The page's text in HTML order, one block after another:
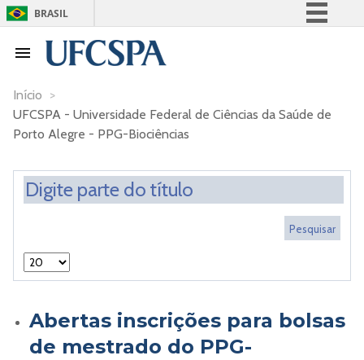
BRASIL
Acesso à informação
Canais
Início >
UFCSPA - Universidade Federal de Ciências da Saúde de
Porto Alegre - PPG-Biociências
Abertas inscrições para bolsas
de mestrado do PPG-